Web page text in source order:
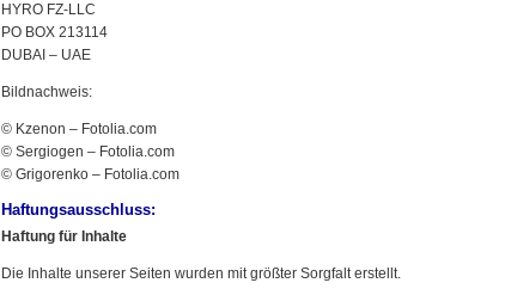
HYRO FZ-LLC
PO BOX 213114
DUBAI – UAE
Bildnachweis:
© Kzenon – Fotolia.com
© Sergiogen – Fotolia.com
© Grigorenko – Fotolia.com
Haftungsausschluss:
Haftung für Inhalte
Die Inhalte unserer Seiten wurden mit größter Sorgfalt erstellt.